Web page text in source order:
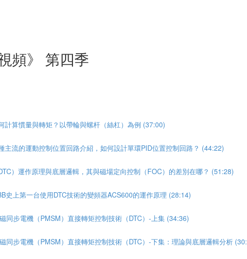
頻》 第四季
計算慣量與轉矩？以帶輪與螺杆（絲杠）為例 (37:00)
主流的運動控制位置回路介紹，如何設計單環PID位置控制回路？ (44:22)
）運作原理與底層邏輯，其與磁場定向控制（FOC）的差別在哪？ (51:28)
史上第一台使用DTC技術的變頻器ACS600的運作原理 (28:14)
同步電機（PMSM）直接轉矩控制技術（DTC）-上集 (34:36)
同步電機（PMSM）直接轉矩控制技術（DTC）-下集：理論與底層邏輯分析